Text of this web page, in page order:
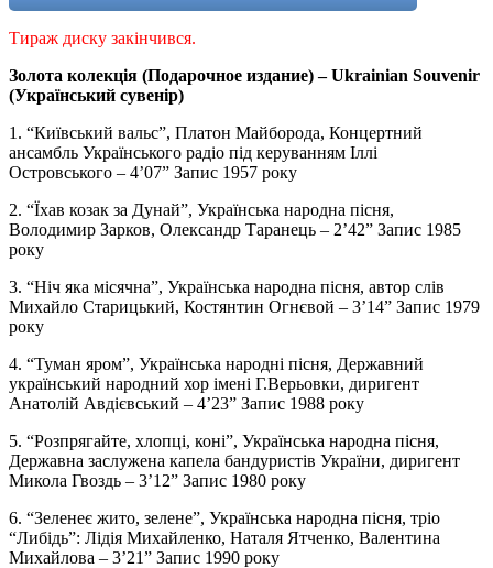
Тираж диску закінчився.
Золота колекція (Подарочное издание) – Ukrainian Souvenir
(Український сувенір)
1. “Київський вальс”, Платон Майборода, Концертний
ансамбль Українського радіо під керуванням Іллі
Островського – 4’07” Запис 1957 року
2. “Їхав козак за Дунай”, Українська народна пісня,
Володимир Зарков, Олександр Таранець – 2’42” Запис 1985
року
3. “Ніч яка місячна”, Українська народна пісня, автор слів
Михайло Старицький, Костянтин Огнєвой – 3’14” Запис 1979
року
4. “Туман яром”, Українська народні пісня, Державний
український народний хор імені Г.Верьовки, диригент
Анатолій Авдієвський – 4’23” Запис 1988 року
5. “Розпрягайте, хлопці, коні”, Українська народна пісня,
Державна заслужена капела бандуристів України, диригент
Микола Гвоздь – 3’12” Запис 1980 року
6. “Зеленеє жито, зелене”, Українська народна пісня, тріо
“Либідь”: Лідія Михайленко, Наталя Ятченко, Валентина
Михайлова – 3’21” Запис 1990 року